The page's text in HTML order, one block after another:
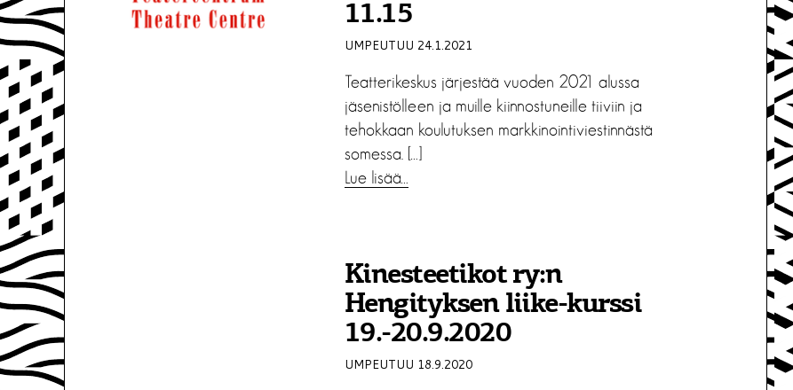
11.15
UMPEUTUU 24.1.2021
Teatterikeskus järjestää vuoden 2021 alussa
jäsenistölleen ja muille kiinnostuneille tiiviin ja
tehokkaan koulutuksen markkinointiviestinnästä
somessa. […]
Lue lisää…
Kinesteetikot ry:n
Hengityksen liike-kurssi
19.-20.9.2020
UMPEUTUU 18.9.2020